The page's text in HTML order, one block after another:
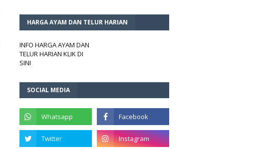
HARGA AYAM DAN TELUR HARIAN
INFO HARGA AYAM DAN
TELUR HARIAN KLIK DI
SINI
SOCIAL MEDIA